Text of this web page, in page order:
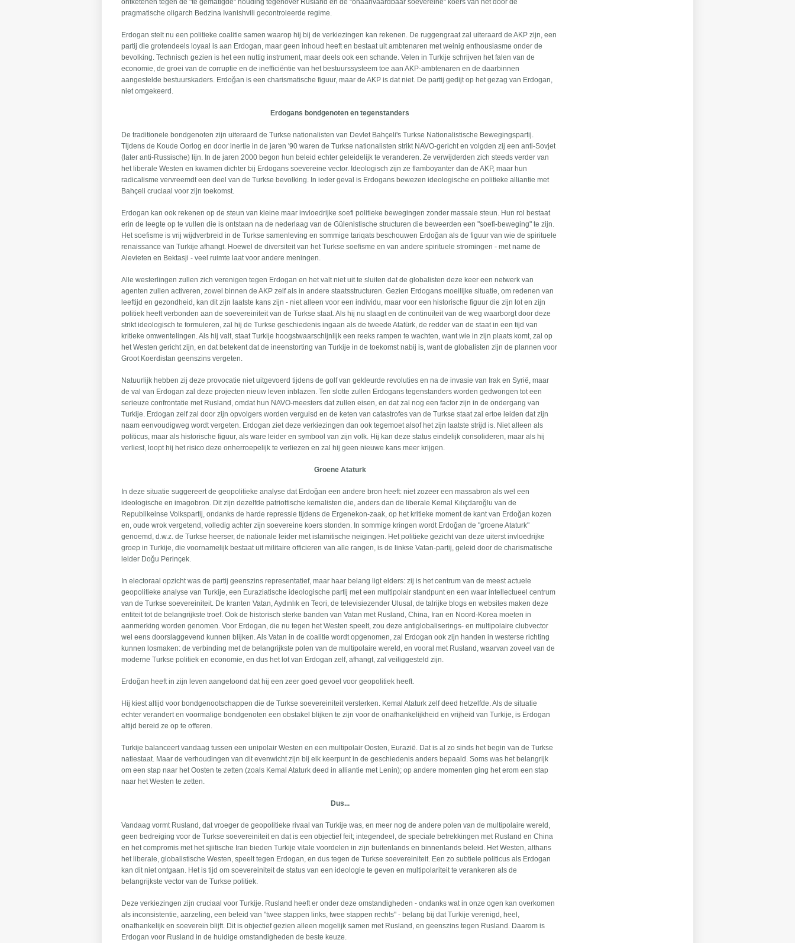
ontketenen tegen de "te gematigde" houding tegenover Rusland en de "onaanvaardbaar soevereine" koers van het door de
pragmatische oligarch Bedzina Ivanishvili gecontroleerde regime.
Erdogan stelt nu een politieke coalitie samen waarop hij bij de verkiezingen kan rekenen. De ruggengraat zal uiteraard de AKP zijn, een
partij die grotendeels loyaal is aan Erdogan, maar geen inhoud heeft en bestaat uit ambtenaren met weinig enthousiasme onder de
bevolking. Technisch gezien is het een nuttig instrument, maar deels ook een schande. Velen in Turkije schrijven het falen van de
economie, de groei van de corruptie en de inefficiëntie van het bestuurssysteem toe aan AKP-ambtenaren en de daarbinnen
aangestelde bestuurskaders. Erdoğan is een charismatische figuur, maar de AKP is dat niet. De partij gedijt op het gezag van Erdogan,
niet omgekeerd.
Erdogans bondgenoten en tegenstanders
De traditionele bondgenoten zijn uiteraard de Turkse nationalisten van Devlet Bahçeli's Turkse Nationalistische Bewegingspartij.
Tijdens de Koude Oorlog en door inertie in de jaren '90 waren de Turkse nationalisten strikt NAVO-gericht en volgden zij een anti-Sovjet
(later anti-Russische) lijn. In de jaren 2000 begon hun beleid echter geleidelijk te veranderen. Ze verwijderden zich steeds verder van
het liberale Westen en kwamen dichter bij Erdogans soevereine vector. Ideologisch zijn ze flamboyanter dan de AKP, maar hun
radicalisme vervreemdt een deel van de Turkse bevolking. In ieder geval is Erdogans bewezen ideologische en politieke alliantie met
Bahçeli cruciaal voor zijn toekomst.
Erdogan kan ook rekenen op de steun van kleine maar invloedrijke soefi politieke bewegingen zonder massale steun. Hun rol bestaat
erin de leegte op te vullen die is ontstaan na de nederlaag van de Gülenistische structuren die beweerden een "soefi-beweging" te zijn.
Het soefisme is vrij wijdverbreid in de Turkse samenleving en sommige tariqats beschouwen Erdoğan als de figuur van wie de spirituele
renaissance van Turkije afhangt. Hoewel de diversiteit van het Turkse soefisme en van andere spirituele stromingen - met name de
Alevieten en Bektasji - veel ruimte laat voor andere meningen.
Alle westerlingen zullen zich verenigen tegen Erdogan en het valt niet uit te sluiten dat de globalisten deze keer een netwerk van
agenten zullen activeren, zowel binnen de AKP zelf als in andere staatsstructuren. Gezien Erdogans moeilijke situatie, om redenen van
leeftijd en gezondheid, kan dit zijn laatste kans zijn - niet alleen voor een individu, maar voor een historische figuur die zijn lot en zijn
politiek heeft verbonden aan de soevereiniteit van de Turkse staat. Als hij nu slaagt en de continuïteit van de weg waarborgt door deze
strikt ideologisch te formuleren, zal hij de Turkse geschiedenis ingaan als de tweede Atatürk, de redder van de staat in een tijd van
kritieke omwentelingen. Als hij valt, staat Turkije hoogstwaarschijnlijk een reeks rampen te wachten, want wie in zijn plaats komt, zal op
het Westen gericht zijn, en dat betekent dat de ineenstorting van Turkije in de toekomst nabij is, want de globalisten zijn de plannen voor
Groot Koerdistan geenszins vergeten.
Natuurlijk hebben zij deze provocatie niet uitgevoerd tijdens de golf van gekleurde revoluties en na de invasie van Irak en Syrië, maar
de val van Erdogan zal deze projecten nieuw leven inblazen. Ten slotte zullen Erdogans tegenstanders worden gedwongen tot een
serieuze confrontatie met Rusland, omdat hun NAVO-meesters dat zullen eisen, en dat zal nog een factor zijn in de ondergang van
Turkije. Erdogan zelf zal door zijn opvolgers worden verguisd en de keten van catastrofes van de Turkse staat zal ertoe leiden dat zijn
naam eenvoudigweg wordt vergeten. Erdogan ziet deze verkiezingen dan ook tegemoet alsof het zijn laatste strijd is. Niet alleen als
politicus, maar als historische figuur, als ware leider en symbool van zijn volk. Hij kan deze status eindelijk consolideren, maar als hij
verliest, loopt hij het risico deze onherroepelijk te verliezen en zal hij geen nieuwe kans meer krijgen.
Groene Ataturk
In deze situatie suggereert de geopolitieke analyse dat Erdoğan een andere bron heeft: niet zozeer een massabron als wel een
ideologische en imagobron. Dit zijn dezelfde patriottische kemalisten die, anders dan de liberale Kemal Kılıçdaroğlu van de
Republikeinse Volkspartij, ondanks de harde repressie tijdens de Ergenekon-zaak, op het kritieke moment de kant van Erdoğan kozen
en, oude wrok vergetend, volledig achter zijn soevereine koers stonden. In sommige kringen wordt Erdoğan de "groene Ataturk"
genoemd, d.w.z. de Turkse heerser, de nationale leider met islamitische neigingen. Het politieke gezicht van deze uiterst invloedrijke
groep in Turkije, die voornamelijk bestaat uit militaire officieren van alle rangen, is de linkse Vatan-partij, geleid door de charismatische
leider Doğu Perinçek.
In electoraal opzicht was de partij geenszins representatief, maar haar belang ligt elders: zij is het centrum van de meest actuele
geopolitieke analyse van Turkije, een Euraziatische ideologische partij met een multipolair standpunt en een waar intellectueel centrum
van de Turkse soevereiniteit. De kranten Vatan, Aydınlık en Teori, de televisiezender Ulusal, de talrijke blogs en websites maken deze
entiteit tot de belangrijkste troef. Ook de historisch sterke banden van Vatan met Rusland, China, Iran en Noord-Korea moeten in
aanmerking worden genomen. Voor Erdogan, die nu tegen het Westen speelt, zou deze antiglobaliserings- en multipolaire clubvector
wel eens doorslaggevend kunnen blijken. Als Vatan in de coalitie wordt opgenomen, zal Erdogan ook zijn handen in westerse richting
kunnen losmaken: de verbinding met de belangrijkste polen van de multipolaire wereld, en vooral met Rusland, waarvan zoveel van de
moderne Turkse politiek en economie, en dus het lot van Erdogan zelf, afhangt, zal veiliggesteld zijn.
Erdoğan heeft in zijn leven aangetoond dat hij een zeer goed gevoel voor geopolitiek heeft.
Hij kiest altijd voor bondgenootschappen die de Turkse soevereiniteit versterken. Kemal Ataturk zelf deed hetzelfde. Als de situatie
echter verandert en voormalige bondgenoten een obstakel blijken te zijn voor de onafhankelijkheid en vrijheid van Turkije, is Erdogan
altijd bereid ze op te offeren.
Turkije balanceert vandaag tussen een unipolair Westen en een multipolair Oosten, Eurazië. Dat is al zo sinds het begin van de Turkse
natiestaat. Maar de verhoudingen van dit evenwicht zijn bij elk keerpunt in de geschiedenis anders bepaald. Soms was het belangrijk
om een stap naar het Oosten te zetten (zoals Kemal Ataturk deed in alliantie met Lenin); op andere momenten ging het erom een stap
naar het Westen te zetten.
Dus...
Vandaag vormt Rusland, dat vroeger de geopolitieke rivaal van Turkije was, en meer nog de andere polen van de multipolaire wereld,
geen bedreiging voor de Turkse soevereiniteit en dat is een objectief feit; integendeel, de speciale betrekkingen met Rusland en China
en het compromis met het sjiitische Iran bieden Turkije vitale voordelen in zijn buitenlands en binnenlands beleid. Het Westen, althans
het liberale, globalistische Westen, speelt tegen Erdogan, en dus tegen de Turkse soevereiniteit. Een zo subtiele politicus als Erdogan
kan dit niet ontgaan. Het is tijd om soevereiniteit de status van een ideologie te geven en multipolariteit te verankeren als de
belangrijkste vector van de Turkse politiek.
Deze verkiezingen zijn cruciaal voor Turkije. Rusland heeft er onder deze omstandigheden - ondanks wat in onze ogen kan overkomen
als inconsistentie, aarzeling, een beleid van "twee stappen links, twee stappen rechts" - belang bij dat Turkije verenigd, heel,
onafhankelijk en soeverein blijft. Dit is objectief gezien alleen mogelijk samen met Rusland, en geenszins tegen Rusland. Daarom is
Erdogan voor Rusland in de huidige omstandigheden de beste keuze.